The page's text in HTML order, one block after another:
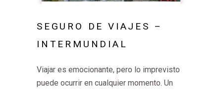
SEGURO DE VIAJES –
INTERMUNDIAL
Viajar es emocionante, pero lo imprevisto
puede ocurrir en cualquier momento. Un